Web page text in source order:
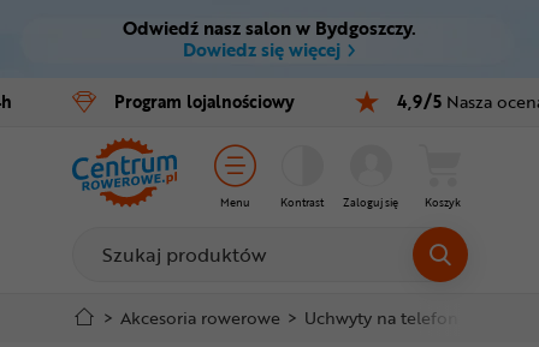
Ctrl M
Menu główne
Informacje o produkcie
Do koszyka
Szczegółowe informacje
Odwiedź nasz salon w Bydgoszczy.
Dowiedz się więcej
Program lojalnościowy 4,9/5 Nasza
Menu Kontrast Zaloguj się Koszyk
Rowery
E-bike
Części
Akcesoria
Odzież
> Akcesoria rowerowe > Uchwyty na telefon